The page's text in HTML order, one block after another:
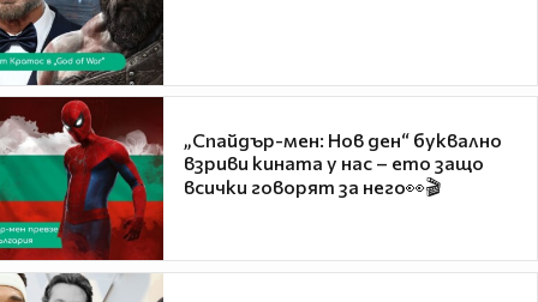
„Спайдър-мен: Нов ден“ буквално
взриви кината у нас – ето защо
всички говорят за него👀🎬